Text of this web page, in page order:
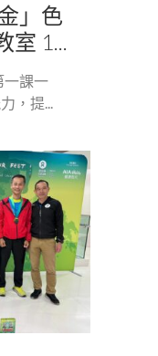
」色
1...
一課一
，提...